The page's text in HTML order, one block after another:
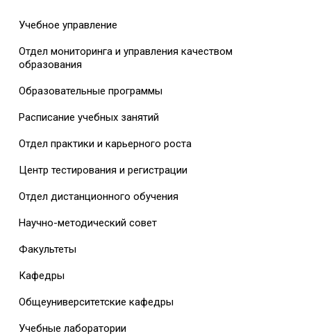
Учебное управление
Отдел мониторинга и управления качеством
образования
Образовательные программы
Расписание учебных занятий
Отдел практики и карьерного роста
Центр тестирования и регистрации
Отдел дистанционного обучения
Научно-методический совет
Факультеты
Кафедры
Общеуниверситетские кафедры
Учебные лаборатории